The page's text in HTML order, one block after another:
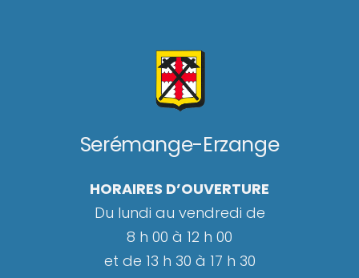
Serémange-Erzange
HORAIRES D’OUVERTURE
Du lundi au vendredi de
8 h 00 à 12 h 00
et de 13 h 30 à 17 h 30